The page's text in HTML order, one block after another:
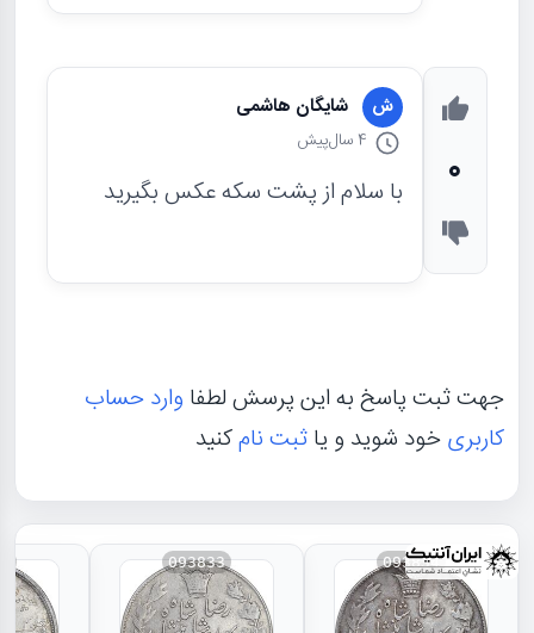
0
ش شایگان هاشمی
4 سال پیش
با سلام از پشت سکه عکس بگیرید
جهت ثبت پاسخ به این پرسش لطفا وارد حساب
کاربریخود شوید و یاثبت نامکنید
093834
093833